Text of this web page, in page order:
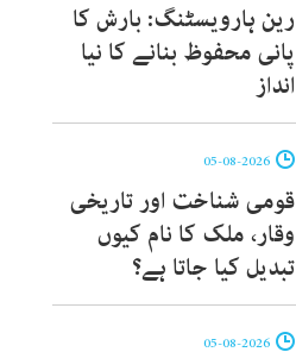
رین ہارویسٹنگ: بارش کا
پانی محفوظ بنانے کا نیا
انداز
قومی شناخت اور تاریخی
وقار، ملک کا نام کیوں
تبدیل کیا جاتا ہے؟